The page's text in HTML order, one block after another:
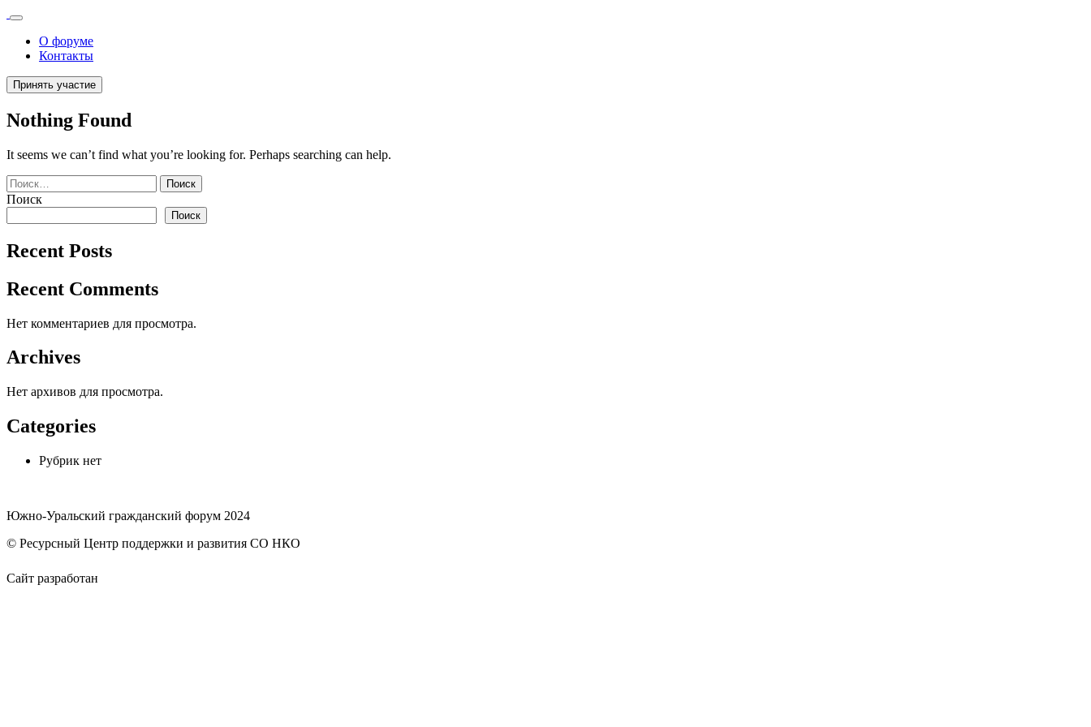
О форуме
Контакты
Принять участие
Nothing Found
It seems we can’t find what you’re looking for. Perhaps searching can help.
Найти:
Поиск
Поиск
Recent Posts
Recent Comments
Нет комментариев для просмотра.
Archives
Нет архивов для просмотра.
Categories
Рубрик нет
Южно-Уральский гражданский форум 2024
© Ресурсный Центр поддержки и развития СО НКО
Сайт разработан